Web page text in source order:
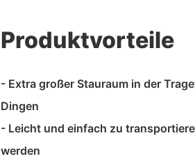
Produktvorteile
- Extra großer Stauraum in der
Dingen
- Leicht und einfach zu
werden